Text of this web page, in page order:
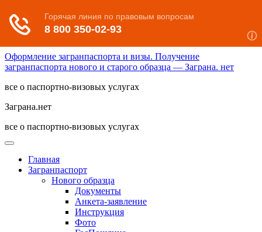
Оформление загранпаспорта и визы. Получение
загранпаспорта нового и старого образца — Заграна. нет
все о паспортно-визовых услугах
Заграна.нет
все о паспортно-визовых услугах
Главная
Загранпаспорт
Нового образца
Документы
Анкета-заявление
Инструкция
Фото